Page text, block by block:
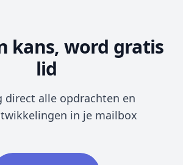
kans, word gratis
lid
direct alle opdrachten en
in je mailbox